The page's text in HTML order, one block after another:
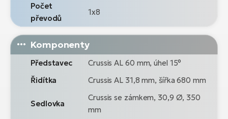
Počet
převodů
1x8
Komponenty
Představec
Crussis AL 60 mm, úhel 15°
Řidítka
Crussis AL 31,8 mm, šířka 680 mm
Sedlovka
Crussis se zámkem, 30,9 Ø, 350
mm